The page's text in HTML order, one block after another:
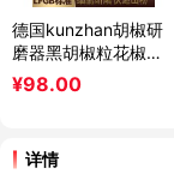
德国kunzhan胡椒研
磨器黑胡椒粒花椒手
动玫瑰海盐研磨瓶厨
房家用
¥98.00
详情